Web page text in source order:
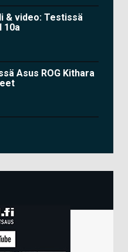
& video: Testissä
10a
Asus ROG Kithara